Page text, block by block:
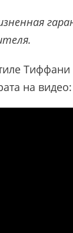
Тиффани
на видео: